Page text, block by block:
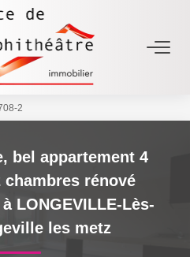
GÉRER
2
bel appartement 4
chambres rénové
LONGEVILLE-Lès-
les metz